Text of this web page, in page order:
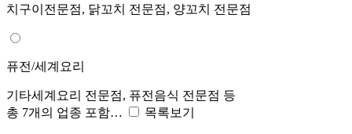
치구이전문점, 닭꼬치 전문점, 양꼬치 전문점
퓨전/세계요리
기타세계요리 전문점, 퓨전음식 전문점 등
총 7개의 업종 포함…
목록보기